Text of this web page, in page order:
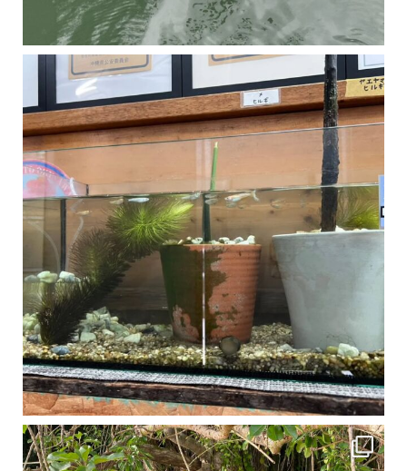
マングローブは汽水域に育つ植物です
1月は流石に沖縄も寒くなってきました
ですが、ご安心ください！ 無料貸し出しの防水